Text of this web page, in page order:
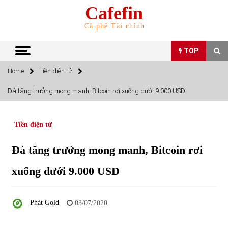
Cafefin
Cà phê Tài chính
TOP
TOP
Top 10 mặt hàng Việt Nam nhập khẩu nhiều nhất tháng
15/06/2022
Top 10 mặt hàng Việt Nam xuất khẩu nhiều nhất tháng
Home Tiền điện tử
Đà tăng trưởng mong manh, Bitcoin rơi xuống dưới 9.000 USD
Tiền điện tử
Đà tăng trưởng mong manh, Bitcoin rơi
xuống dưới 9.000 USD
Phát Gold 03/07/2020